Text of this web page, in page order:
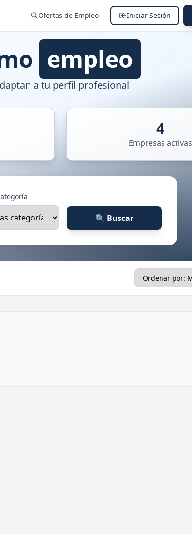
Ofertas de Empleo Iniciar Sesión
empleo
a tu perfil profesional
4
Empresas activas
🔍 Buscar